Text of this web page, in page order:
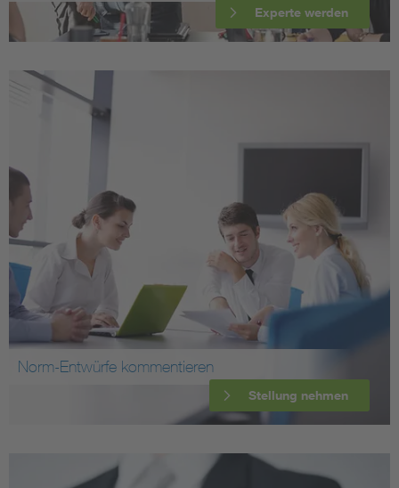
Experte werden
Norm-Entwürfe kommentieren
Stellung nehmen